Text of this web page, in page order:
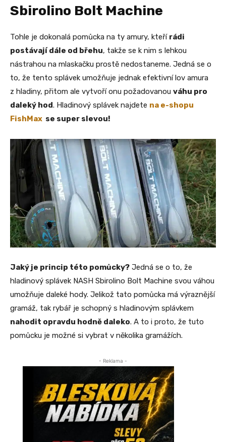
Sbirolino Bolt Machine
Tohle je dokonalá pomůcka na ty amury, kteří rádi
postávají dále od břehu, takže se k nim s lehkou
nástrahou na mlaskačku prostě nedostaneme. Jedná se o
to, že tento splávek umožňuje jednak efektivní lov amura
z hladiny, přitom ale vytvoří onu požadovanou váhu pro
daleký hod. Hladinový splávek najdete na e-shopu
FishMax se super slevou!
Jaký je princip této pomůcky? Jedná se o to, že
hladinový splávek NASH Sbirolino Bolt Machine svou váhou
umožňuje daleké hody. Jelikož tato pomůcka má výraznější
gramáž, tak rybář je schopný s hladinovým splávkem
nahodit opravdu hodně daleko. A to i proto, že tuto
pomůcku je možné si vybrat v několika gramážích.
- Reklama -